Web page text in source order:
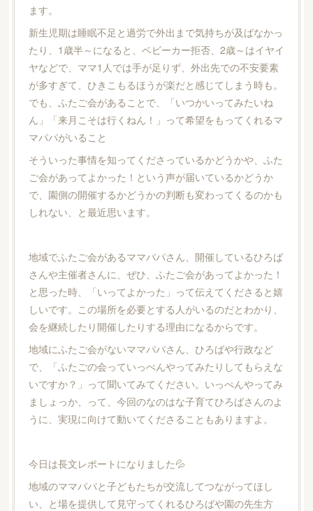
ます。
新生児期は睡眠不足と過労で外出まで気持ちが及ばなかっ
たり、1歳半～になると、ベビーカー拒否、2歳～はイヤイ
ヤなどで、ママ1人では手が足りず、外出先での不安要素
が多すぎて、ひきこもるほうが楽だと感じてしまう時も。
でも、ふたご会があることで、「いつかいってみたいね
ん」「来月こそは行くねん！」って希望をもってくれるマ
マパパがいること
そういった事情を知ってくださっているかどうかや、ふた
ご会があってよかった！という声が届いているかどうか
で、園側の開催するかどうかの判断も変わってくるのかも
しれない、と最近思います。
地域でふたご会があるママパパさん、開催しているひろば
さんや主催者さんに、ぜひ、ふたご会があってよかった！
と思った時、「いってよかった」って伝えてくださると嬉
しいです。この場所を必要とする人がいるのだとわかり、
会を継続したり開催したりする理由になるからです。
地域にふたご会がないママパパさん、ひろばや行政など
で、「ふたごの会っていっぺんやってみたりしてもらえな
いですか？」って聞いてみてください。いっぺんやってみ
ましょっか、って、今回のなのはな子育てひろばさんのよ
うに、実現に向けて動いてくださることもありますよ。
今日は長文レポートになりました💦
地域のママパパと子どもたちが交流してつながってほし
い、と場を提供して見守ってくれるひろばや園の先生方